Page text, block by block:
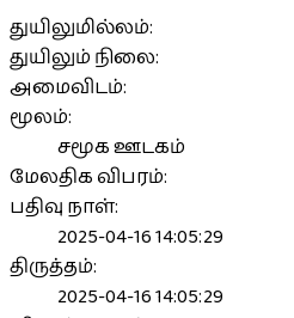
துயிலுமில்லம்:
துயிலும் நிலை:
அமைவிடம்:
மூலம்:
சமூக ஊடகம்
மேலதிக விபரம்:
பதிவு நாள்:
2025-04-16 14:05:29
திருத்தம்:
2025-04-16 14:05:29